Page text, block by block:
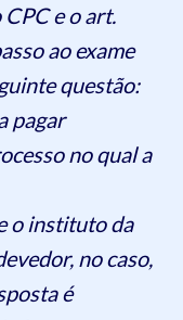
e o art.
ao exame
questão:
pagar
no qual a
o instituto da
no caso,
é